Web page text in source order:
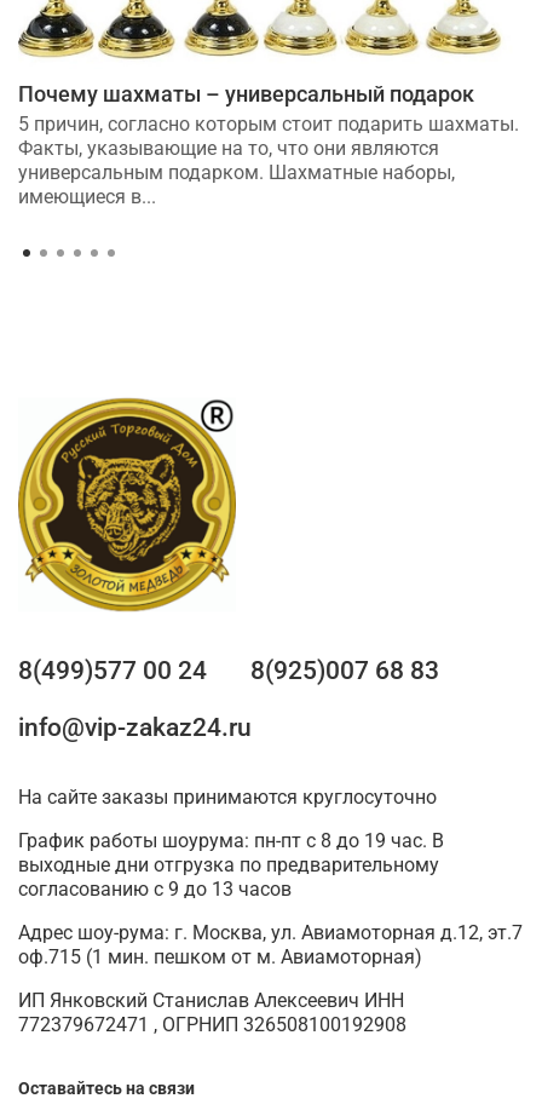
Почему шахматы – универсальный подарок
5 причин, согласно которым стоит подарить шахматы.
Факты, указывающие на то, что они являются
универсальным подарком. Шахматные наборы,
имеющиеся в...
8(499)577 00 24
8(925)007 68 83
info@vip-zakaz24.ru
На сайте заказы принимаются круглосуточно
График работы шоурума: пн-пт с 8 до 19 час. В
выходные дни отгрузка по предварительному
согласованию с 9 до 13 часов
Адрес шоу-рума: г. Москва, ул. Авиамоторная д.12, эт.7
оф.715 (1 мин. пешком от м. Авиамоторная)
ИП Янковский Станислав Алексеевич ИНН
772379672471 , ОГРНИП 326508100192908
Оставайтесь на связи